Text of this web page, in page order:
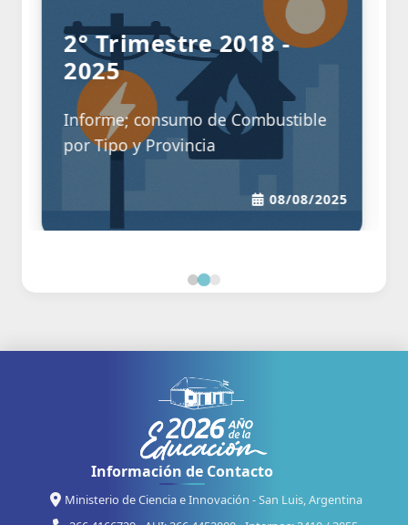
2018 -
Combustible
JUNIO 2024
INFORME DE
JUNIO 2024
Información de Contacto
Ministerio de Ciencia e Innovación - San Luis, Argentina